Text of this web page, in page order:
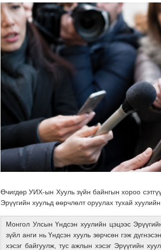
Өчигдөр УИХ-ын Хууль зүйн байнгын хороо
Эрүүгийн хуульд өөрчлөлт оруулах тухай
Монгол Улсын Үндсэн хуулийн цэцээс
зүйл анги нь Үндсэн хууль зөрчсөн гэж
хэсэг байгуулж, тус ажлын хэсэг Эрүүгийн